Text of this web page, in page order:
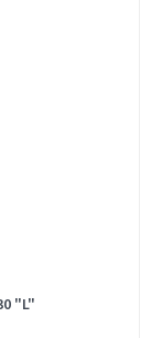
"L"